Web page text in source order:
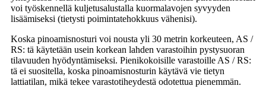
voi työskennellä kuljetusalustalla kuormalavojen syvyyden
lisäämiseksi (tietysti poimintatehokkuus vähenisi).
Koska pinoamisnosturi voi nousta yli 30 metrin korkeuteen, AS /
RS: tä käytetään usein korkean lahden varastoihin pystysuoran
tilavuuden hyödyntämiseksi. Pienikokoisille varastoille AS / RS:
tä ei suositella, koska pinoamisnosturin käytävä vie tietyn
lattiatilan, mikä tekee varastotiheydestä odotettua pienemmän.